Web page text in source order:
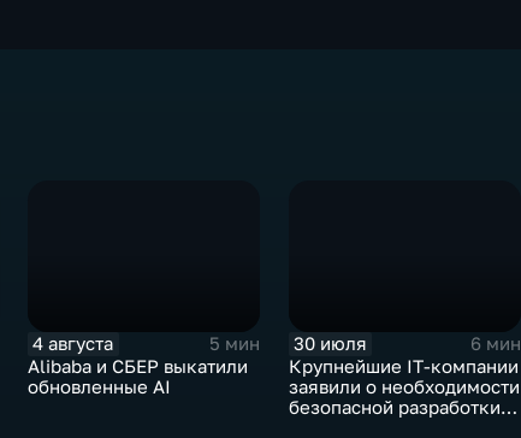
4 августа
5 мин
Alibaba и СБЕР выкатили
обновленные AI
30 июля
6 мин
Крупнейшие IT‑компании
заявили о необходимости
безопасной разработки